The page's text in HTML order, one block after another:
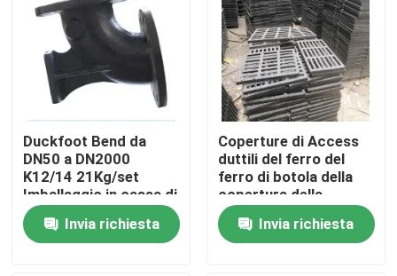
Prodotti
Circa noi
Duckfoot Bend da
DN50 a DN2000
K12/14 21Kg/set
Imballaggio in cassa di
legno
Invia richiesta
Coperture di Access
duttili del ferro del
ferro di botola della
copertura della
fonderia duttile ad alta
resistenza della colata
Invia richiesta